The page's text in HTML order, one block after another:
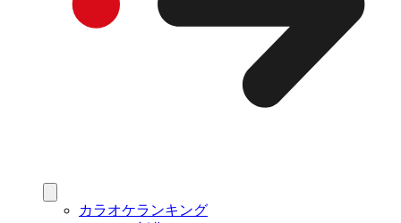
カラオケランキング